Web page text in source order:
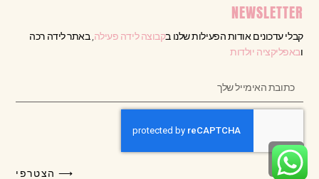
NEWSLETTER
קבלי עדכונים אודות הפעילות שלנו בקבוצה לידה פעילה , באתר לידה רכה
ובאפליקציה יולדות
⟶ הצטרפי גלילה